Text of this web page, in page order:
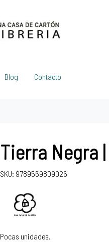
Blog Contacto
Tierra Negra
SKU: 9789569809026
Pocas unidades.